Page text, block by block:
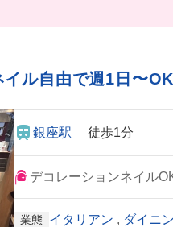
ル自由で週1日〜
銀座駅 徒歩1分
デコレーションネイル
業態 イタリアン , ダイニ